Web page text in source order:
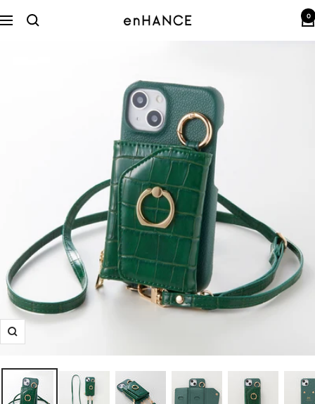
ン
ナ
enHANCE 0
ズ